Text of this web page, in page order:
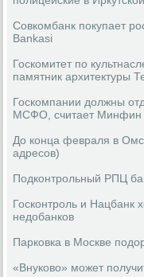
Совкомбанк покупает
Bankasi
Госкомитет по
памятник архитектуры
Госкомпании должны
МСФО, считает Минфин
До конца февраля в
адресов)
Подконтрольный РПЦ
Госконтроль и Нацбанк
недобанков
Парковка в Москве
«Внуково» может